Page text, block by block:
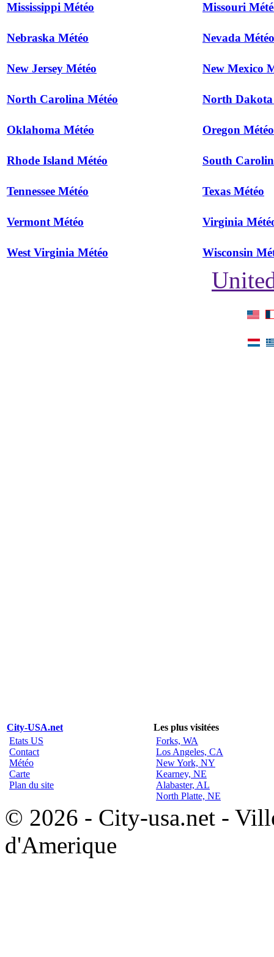
Mississippi Météo Missouri
Nebraska Météo Nevada Météo
New Jersey Météo New Mexico
North Carolina Météo North Dakota
Oklahoma Météo Oregon Météo
Rhode Island Météo South
Tennessee Météo Texas Météo
Vermont Météo Virginia
West Virginia Météo Wisconsin
City-USA.net
Les plus visitées
Etats US
Contact
Météo
Carte
Plan du site
Forks, WA
Los Angeles, CA
New York, NY
Kearney, NE
Alabaster, AL
North Platte, NE
© 2026 - City-usa.net -
d'Amerique